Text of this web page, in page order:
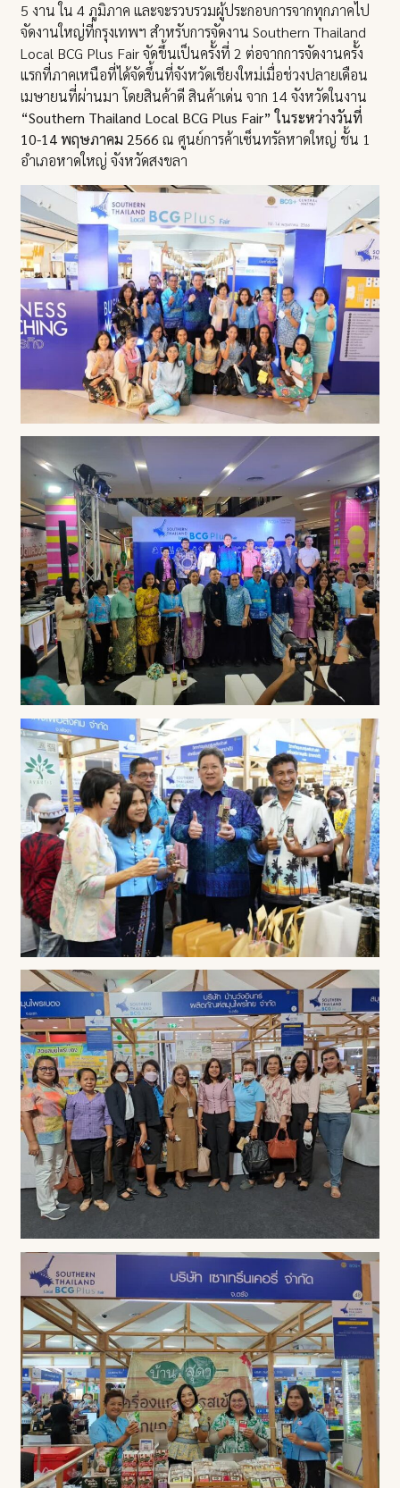
5 งาน ใน 4 ภูมิภาค และจะรวบรวมผู้ประกอบการจากทุกภาคไป
จัดงานใหญ่ที่กรุงเทพฯ สำหรับการจัดงาน Southern Thailand
Local BCG Plus Fair จัดขึ้นเป็นครั้งที่ 2 ต่อจากการจัดงานครั้ง
แรกที่ภาคเหนือที่ได้จัดขึ้นที่จังหวัดเชียงใหม่เมื่อช่วงปลายเดือน
เมษายนที่ผ่านมา โดยสินค้าดี สินค้าเด่น จาก 14 จังหวัดในงาน
“Southern Thailand Local BCG Plus Fair” ในระหว่างวันที่
10-14 พฤษภาคม 2566 ณ ศูนย์การค้าเซ็นทรัลหาดใหญ่ ชั้น 1
อำเภอหาดใหญ่ จังหวัดสงขลา